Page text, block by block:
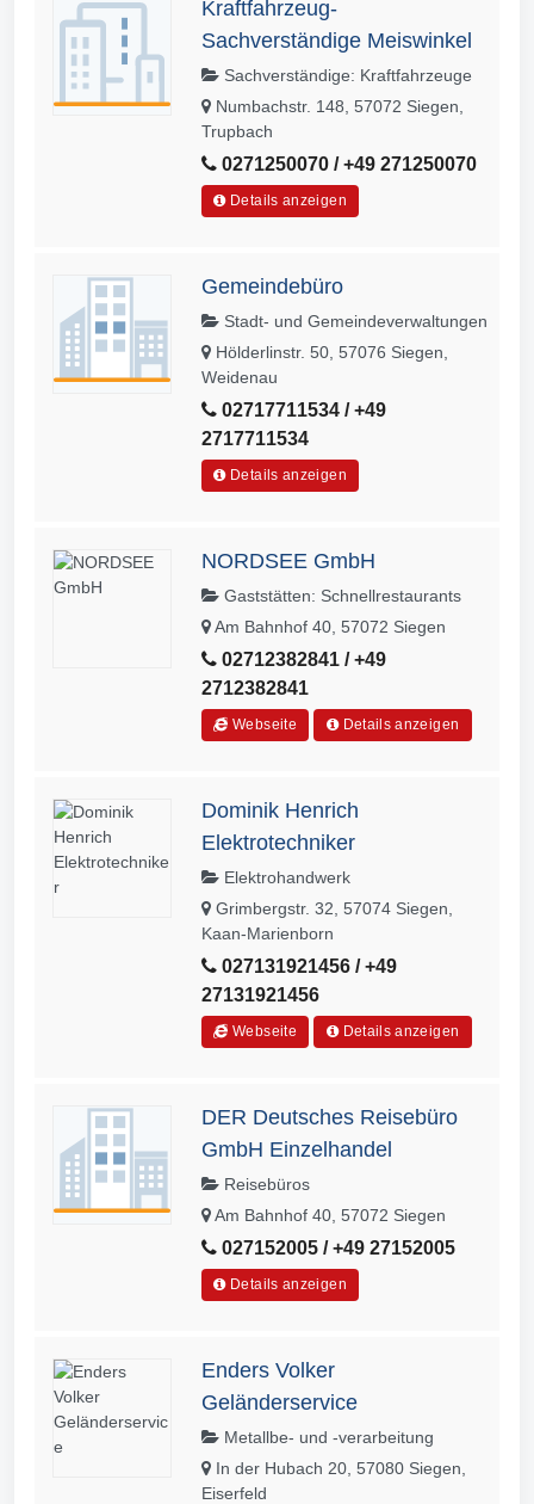
Kraftfahrzeug-
Sachverständige Meiswinkel
Sachverständige: Kraftfahrzeuge
Numbachstr. 148, 57072 Siegen,
Trupbach
0271250070 / +49 271250070
Details anzeigen
Gemeindebüro
Stadt- und Gemeindeverwaltungen
Hölderlinstr. 50, 57076 Siegen,
Weidenau
02717711534 / +49
2717711534
Details anzeigen
NORDSEE GmbH
Gaststätten: Schnellrestaurants
Am Bahnhof 40, 57072 Siegen
02712382841 / +49
2712382841
Webseite Details anzeigen
Dominik Henrich
Elektrotechniker
Elektrohandwerk
Grimbergstr. 32, 57074 Siegen,
Kaan-Marienborn
027131921456 / +49
27131921456
Webseite Details anzeigen
DER Deutsches Reisebüro
GmbH Einzelhandel
Reisebüros
Am Bahnhof 40, 57072 Siegen
027152005 / +49 27152005
Details anzeigen
Enders Volker
Geländerservice
Metallbe- und -verarbeitung
In der Hubach 20, 57080 Siegen,
Eiserfeld